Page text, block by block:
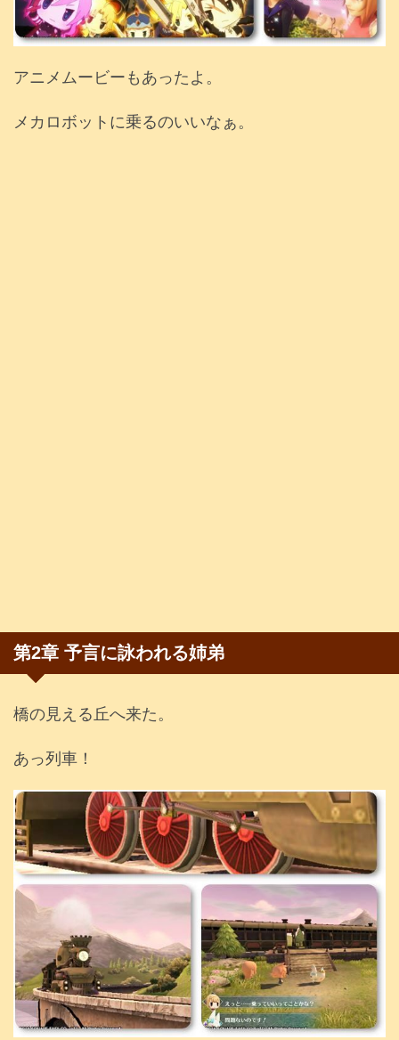
アニメムービーもあったよ。
メカロボットに乗るのいいなぁ。
第2章 予言に詠われる姉弟
橋の見える丘へ来た。
あっ列車！